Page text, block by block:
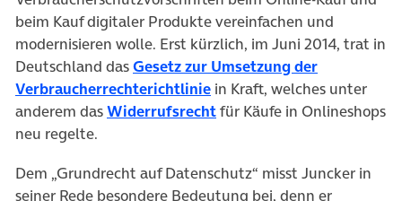
beim Kauf digitaler Produkte vereinfachen und
modernisieren wolle. Erst kürzlich, im Juni 2014, trat in
Deutschland dasGesetz zur Umsetzung der
Verbraucherrechterichtlinie in Kraft, welches unter
anderem dasWiderrufsrechtfür Käufe in Onlineshops
neu regelte.
Dem „Grundrecht auf Datenschutz“ misst Juncker in
seiner Rede besondere Bedeutung bei, denn er